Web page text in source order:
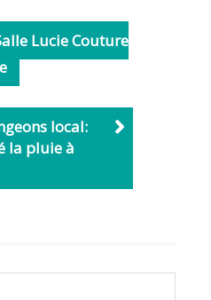
Lucie Couture
local:
la pluie à